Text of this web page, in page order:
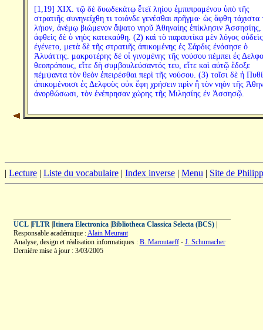
[1,19] XIX. τῷ δὲ δυωδεκάτῳ ἔτεϊ ληίου ἐμπιπραμένου ὑπὸ τῆς
στρατιῆς συνηνείχθη τι τοιόνδε γενέσθαι πρῆγμα· ὡς ἅφθη τάχιστα
λήιον, ἀνέμῳ βιώμενον ἅψατο νηοῦ Ἀθηναίης ἐπίκλησιν Ἀσσησίης,
ἁφθεὶς δὲ ὁ νηὸς κατεκαύθη. (2) καὶ τὸ παραυτίκα μὲν λόγος οὐδεὶς
ἐγένετο, μετὰ δὲ τῆς στρατιῆς ἀπικομένης ἐς Σάρδις ἐνόσησε ὁ
Ἀλυάττης. μακροτέρης δέ οἱ γινομένης τῆς νούσου πέμπει ἐς
θεοπρόπους, εἴτε δὴ συμβουλεύσαντός τευ, εἴτε καὶ αὐτῷ ἔδοξε
πέμψαντα τὸν θεὸν ἐπειρέσθαι περὶ τῆς νούσου. (3) τοῖσι δὲ ἡ
ἀπικομένοισι ἐς Δελφοὺς οὐκ ἔφη χρήσειν πρὶν ἢ τὸν νηὸν τῆς
ἀνορθώσωσι, τὸν ἐνέπρησαν χώρης τῆς Μιλησίης ἐν Ἀσσησῷ.
| Lecture | Liste du vocabulaire | Index inverse | Menu | Site de
UCL| FLTR| Itinera Electronica| Bibliotheca Classica Selecta (BCS)|
Responsable académique :Alain Meurant
Analyse, design et réalisation informatiques : B. Maroutaeff- J. Schumacher
Dernière mise à jour : 3/03/2005